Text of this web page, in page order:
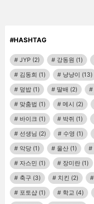
#HASHTAG
JYP (2) 강동원 (1)
김동희 (1) 냥냥이 (13)
덮밥 (1) 딸배 (2)
맞춤법 (1) 메시 (2)
바이크 (1) 박쥐 (1)
선생님 (2) 수영 (1)
악당 (1) 울산 (1)
자스민 (1) 장미란 (1)
축구 (3) 치킨 (2)
포토샵 (1) 학교 (4)